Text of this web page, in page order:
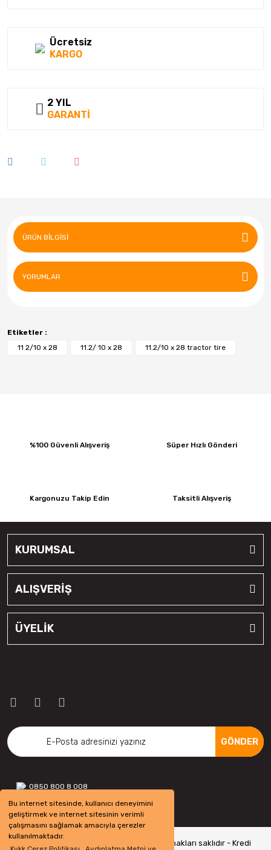
Bu internet sitesinde, kullanıcı deneyimini
geliştirmek ve internet sitesinin verimli
çalışmasını sağlamak amacıyla çerezler
kullanılmaktadır.
Ücretsiz
KARGO
2 YIL
GARANTİ
ÜRÜN BILGISI
YORUMLAR
Etiketler :
11 2/10 x 28
11.2/ 10 x 28 11.2/10 x 28 tractor tire
%100 Güvenli Alışveriş Süper Hızlı Gönderi
Kargonuzu Takip Edin Taksitli Alışveriş
KURUMSAL
ALIŞVERİŞ
ÜYELİK
GÖNDER
0850 800 8 008
Copyright 2022 © - otolastikavm.com - Tüm hakları saklıdır - Kredi